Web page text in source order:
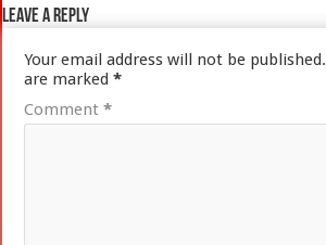
Leave a Reply
Your email address will not be published.
are marked*
Comment*